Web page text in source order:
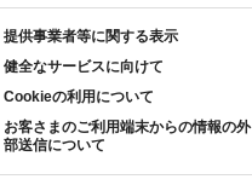
提供事業者等に関する表示
健全なサービスに向けて
Cookieの利用について
お客さまのご利用端末からの情報の外
部送信について